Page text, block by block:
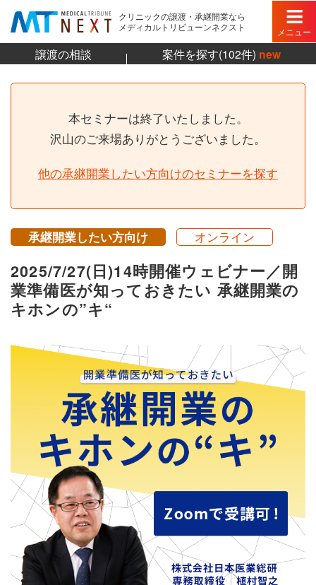
クリニックの譲渡・承継開業なら
メディカルトリビューンネクスト
メニュー
譲渡の相談 案件を探す(102件) new
本セミナーは終了いたしました。
沢山のご来場ありがとうございました。
他の承継開業したい方向けのセミナーを探す
承継開業したい方向け オンライン
2025/7/27(日)14時開催ウェビナー／開
業準備医が知っておきたい 承継開業の
キホンの”キ“